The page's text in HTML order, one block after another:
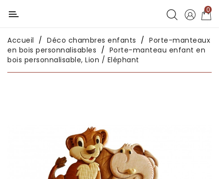
Catégorie
Déco
chambres
enfants
0
Accueil Déco chambres enfants
Porte-manteaux
en bois personnalisables
Porte-manteau enfant en
bois personnalisable, Lion / Eléphant